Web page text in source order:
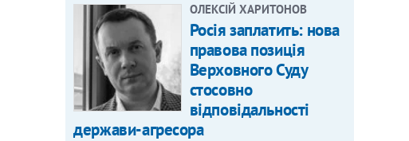
ОЛЕКСІЙ ХАРИТОНОВ
Росія заплатить: нова
правова позиція
Верховного Суду
стосовно
відповідальності
держави-агресора